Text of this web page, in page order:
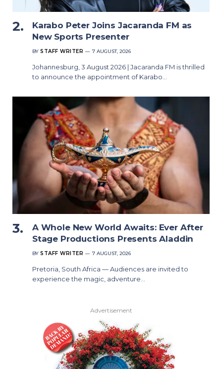
Karabo Peter Joins Jacaranda FM as
New Sports Presenter
BY STAFF WRITER 7 AUGUST, 2026
Johannesburg, 3 August 2026 | Jacaranda FM is thrilled
to announce the appointment of Karabo…
A Whole New World Awaits: Ever After
Stage Productions Presents Aladdin
BY STAFF WRITER 7 AUGUST, 2026
Pretoria, South Africa — Audiences are invited to
experience the magic, adventure…
Advertisement